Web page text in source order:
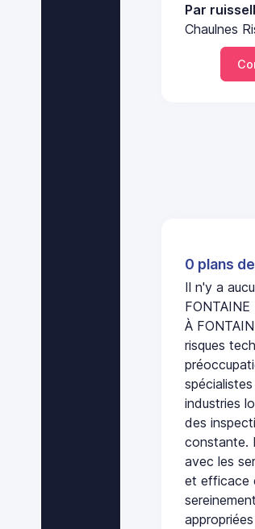
Par
Chaulnes
0 plans
Il n'y a
FONTAINE
À
risques
industries
des
constante.
avec les
et efficace